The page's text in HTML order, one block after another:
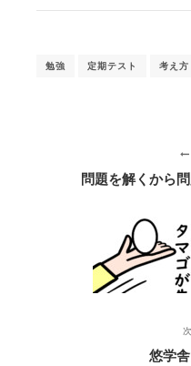
勉強 定期テスト 考え方
問題を解くから
悠学